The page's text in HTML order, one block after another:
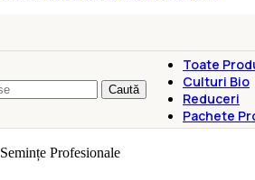
Caută
Toate
Culturi Bio
Reduceri
Pachete
Semințe Profesionale